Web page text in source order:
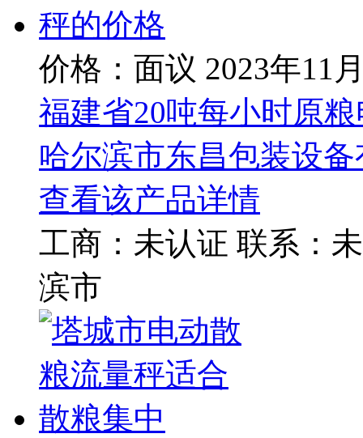
价格：面议 2023年11
福建省20吨每小时原
哈尔滨市东昌包装设
查看该产品详情
工商： 未认证 联系：
滨市